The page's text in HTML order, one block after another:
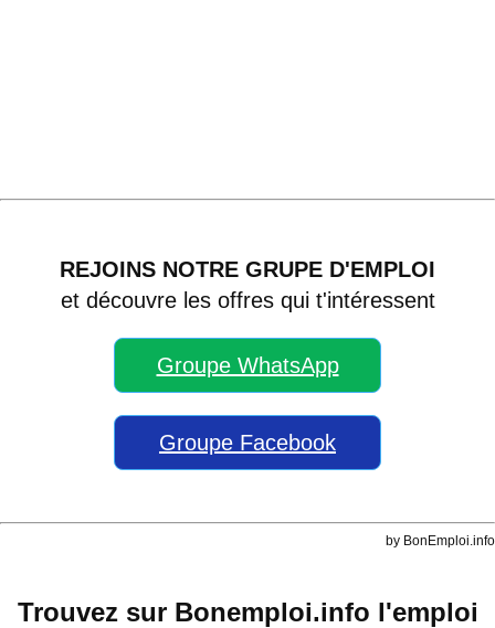
REJOINS NOTRE GRUPE D'EMPLOI
et découvre les offres qui t'intéressent
Groupe WhatsApp
Groupe Facebook
by BonEmploi.info
Trouvez sur Bonemploi.info l'emploi